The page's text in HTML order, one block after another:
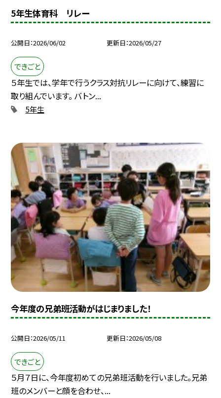
5年生体育科 リレー
公開日 2026/06/02 更新日 2026/05/27
できごと
５年生では、学年で行うクラス対抗リレーに向けて、練習に
取り組んでいます。 バトン...
5年生
今年度の兄弟班活動がはじまりました！
公開日 2026/05/11 更新日 2026/05/08
できごと
５月７日に、今年度初めての兄弟班活動を行いました。兄弟
班のメンバーと顔を合わせ、...